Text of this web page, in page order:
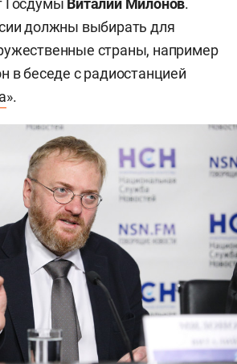
Госдумы Виталий Милонов.
должны выбирать для
страны, например
в беседе с радиостанцией
».